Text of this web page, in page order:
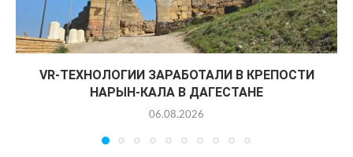
VR-ТЕХНОЛОГИИ ЗАРАБОТАЛИ В КРЕПОСТИ
НАРЫН-КАЛА В ДАГЕСТАНЕ
06.08.2026